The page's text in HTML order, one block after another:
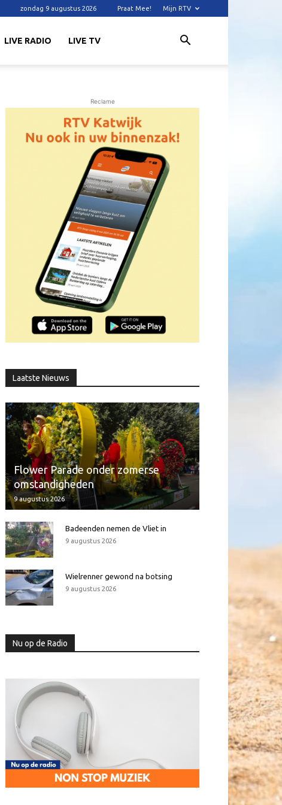
zondag 9 augustus 2026 Praat Mee! Mijn RTV
LIVE RADIO LIVE TV
Reclame
Laatste Nieuws
Flower Parade onder zomerse
omstandigheden
9 augustus 2026
Badeenden nemen de Vliet in
9 augustus 2026
Wielrenner gewond na botsing
9 augustus 2026
Nu op de Radio